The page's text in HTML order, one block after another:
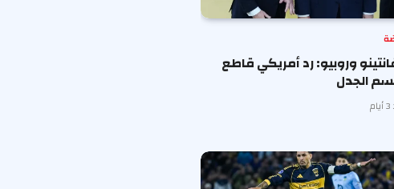
وروبيو: رد أمريكي قاطع
الجدل